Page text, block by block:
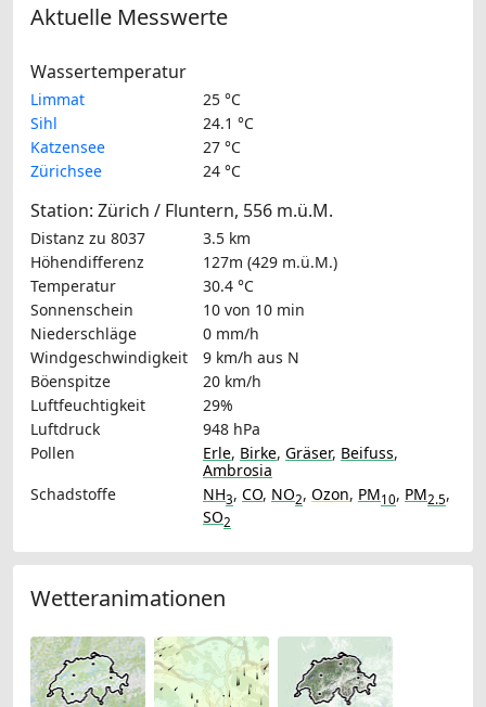
Aktuelle Messwerte
Wassertemperatur
Limmat
25 °C
Sihl
24.1 °C
Katzensee
27 °C
Zürichsee
24 °C
Station: Zürich / Fluntern, 556 m.ü.M.
Distanz zu 8037
3.5 km
Höhendifferenz
127m (429 m.ü.M.)
Temperatur
30.4 °C
Sonnenschein
10 von 10 min
Niederschläge
0 mm/h
Windgeschwindigkeit
9 km/h aus N
Böenspitze
20 km/h
Luftfeuchtigkeit
29%
Luftdruck
948 hPa
Pollen
Erle, Birke, Gräser, Beifuss,
Ambrosia
Schadstoffe
NH3, CO, NO2, Ozon, PM10, PM2.5,
SO2
Wetteranimationen